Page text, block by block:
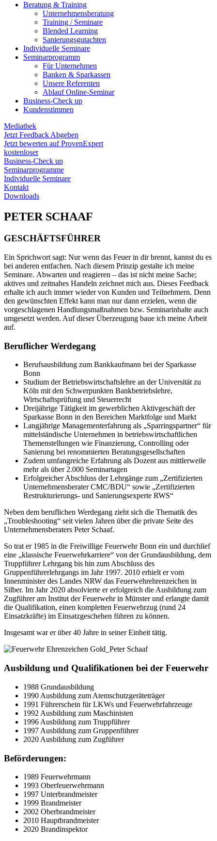
Beratung & Training
Unternehmens­beratung
Training / Seminare
Blended Learning
Sanierungs­gutachten
Individuelle Seminare
Seminarprogramm
Für Unternehmen
Banken & Sparkassen
Unsere Referenten
Ablauf Online-Seminar
Business-Check up
Kundenstimmen
Mediathek
Jetzt Feedback Abgeben
Jetzt bewerten auf ProvenExpert
kostenloser
Business-Check up
Seminarprogramme
Individuelle Seminare
Kontakt
Downloads
PETER SCHAAF
GESCHÄFTSFÜHRER
Ein Sprichwort sagt: Nur wenn das Feuer in dir brennt, kannst du es
bei anderen entfachen. Nach diesem Prinzip gestalte ich meine
Seminare. Abwarten und reagieren – das ist nicht meine Sache;
aktives und zeitnahes Handeln zeichnet mich aus. Dieses Feedback
erhalte ich auch immer wieder von Kunden und Teilnehmern. Denn
den gewünschten Effekt kann man nur dann erzielen, wenn die
vorgeschlagenen Handlungsmaßnahmen bzw. Seminarinhalte auch
umgesetzt werden. Auf dieser Überzeugung baue ich meine Arbeit
auf.
Beruflicher Werdegang
Berufsausbildung zum Bankkaufmann bei der Sparkasse
Bonn
Studium der Betriebswirtschaftslehre an der Universität zu
Köln mit den Schwerpunkten Bankbetriebslehre,
Wirtschaftsprüfung und Steuerrecht
Dreijährige Tätigkeit im gewerblichen Aktivgeschäft der
Sparkasse Bonn in den Bereichen Marktfolge und Markt
Langjährige Managementerfahrung als „Sparringspartner“ für
mittelständische Unternehmen in betriebswirtschaftlichen
Themenstellungen wie Finanzierung, Controlling oder
Sanierung bei renommierten Beratungsgesellschaften
Zudem umfangreiche Erfahrung als Dozent aus mittlerweile
mehr als über 2.000 Seminartagen
Erfolgreicher Abschluss der Lehrgänge zum „Zertifizierten
Unternehmensberater CMC/BDU“ sowie „Zertifizierten
Restrukturierungs- und Sanierungsexperte RWS“
Neben dem beruflichen Werdegang zieht sich die Thematik des
„Troubleshooting“ seit vielen Jahren über die private Seite des
Unternehmensberaters Peter Schaaf.
So trat er 1985 in die Freiwillige Feuerwehr Bonn ein und durchlief
eine „klassische Feuerwehrkarriere“ von der Grundausbildung, dem
Truppführer Lehrgang bis hin zum Abschluss des
Gruppenführerlehrgangs im Jahr 1997. 2010 erhielt er vom
Innenminister des Landes NRW das Feuerwehrehrenzeichen in
Silber. Im Jahr 2020 absolvierte er erfolgreich die Ausbildung zum
Zugführer am Institut der Feuerwehr in Münster und erlangte damit
die Qualifikation, einen kompletten Feuerwehrzug (rund 24
Einsatzkräfte) im Einsatzgeschehen führen zu können.
Insgesamt war er über 40 Jahre in seiner Einheit tätig.
Ausbildung und Qualifikationen bei der Feuerwehr
1988 Grundausbildung
1990 Ausbildung zum Atemschutzgeräteträger
1991 Führerschein für LKWs und Feuerwehrfahrzeuge
1992 Ausbildung zum Maschinisten
1996 Ausbildung zum Truppführer
1997 Ausbildung zum Gruppenführer
2020 Ausbildung zum Zugführer
Beförderungen:
1989 Feuerwehrmann
1993 Oberfeuerwehrmann
1997 Unterbrandmeister
1999 Brandmeister
2002 Oberbrandmeister
2010 Hauptbrandmeister
2020 Brandinspektor